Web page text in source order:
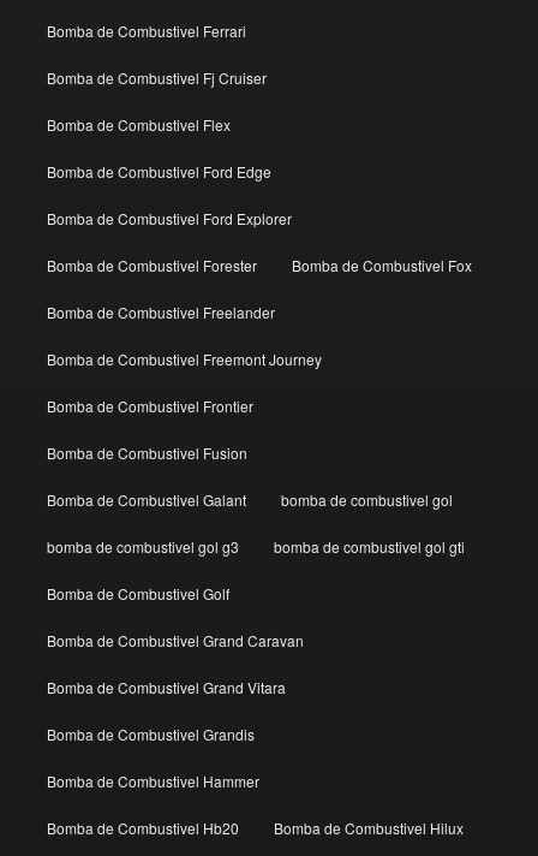
Bomba de Combustivel Ferrari
Bomba de Combustivel Fj Cruiser
Bomba de Combustivel Flex
Bomba de Combustivel Ford Edge
Bomba de Combustivel Ford Explorer
Bomba de Combustivel Forester Bomba de Combustivel Fox
Bomba de Combustivel Freelander
Bomba de Combustivel Freemont Journey
Bomba de Combustivel Frontier
Bomba de Combustivel Fusion
Bomba de Combustivel Galant bomba de combustivel gol
bomba de combustivel gol g3 bomba de combustivel gol gti
Bomba de Combustivel Golf
Bomba de Combustivel Grand Caravan
Bomba de Combustivel Grand Vitara
Bomba de Combustivel Grandis
Bomba de Combustivel Hammer
Bomba de Combustivel Hb20 Bomba de Combustivel Hilux